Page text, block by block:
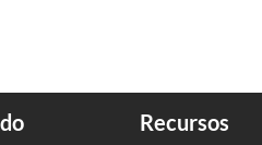
Recursos